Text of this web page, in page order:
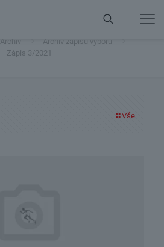
Archiv
Archiv zápisů výboru
Zápis 3/2021
Vše